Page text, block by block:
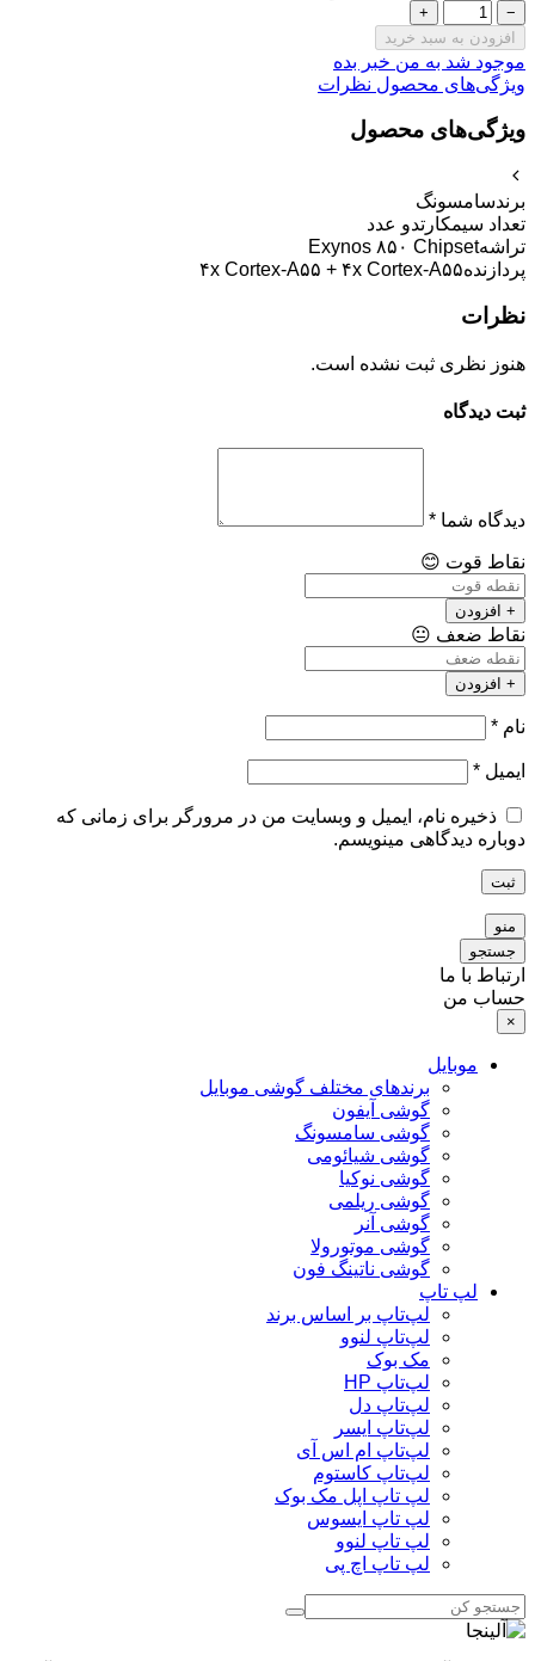
−
+
افزودن به سبد خرید
موجود شد به من خبر بده
ویژگی‌های محصول نظرات
ویژگی‌های محصول
برندسامسونگ
تعداد سیمکارتدو عدد
تراشهExynos ۸۵۰ Chipset
پردازنده۴x Cortex-A۵۵ + ۴x Cortex-A۵۵
نظرات
هنوز نظری ثبت نشده است.
ثبت دیدگاه
دیدگاه شما *
نقاط قوت 😊
+ افزودن
نقاط ضعف 😐
+ افزودن
نام *
ایمیل *
ذخیره نام، ایمیل و وبسایت من در مرورگر برای زمانی که
دوباره دیدگاهی مینویسم.
ثبت
منو
جستجو
ارتباط با ما
حساب من
×
موبایل
برندهای مختلف گوشی موبایل
گوشی آیفون
گوشی سامسونگ
گوشی شیائومی
گوشی نوکیا
گوشی ریلمی
گوشی آنر
گوشی موتورولا
گوشی ناتینگ فون
لپ تاپ
لپ‌تاپ بر اساس برند
لپ‌تاپ لنوو
مک بوک
لپ‌تاپ HP
لپ‌تاپ دل
لپ‌تاپ ایسر
لپ‌تاپ ام اس آی
لپ‌تاپ کاستوم
لپ تاپ اپل مک بوک
لپ تاپ ایسوس
لپ تاپ لنوو
لپ تاپ اچ پی